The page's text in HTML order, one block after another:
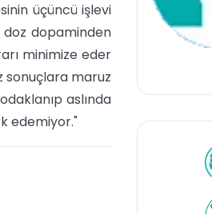
üçüncü işlevi
dopaminden
minimize eder
sonuçlara maruz
aslında
edemiyor."